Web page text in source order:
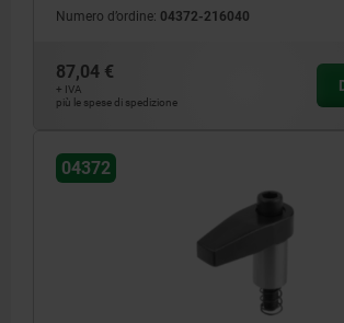
Numero d’ordine: 04372-216040
87,04 €
+ IVA
più le spese di spedizione
04372